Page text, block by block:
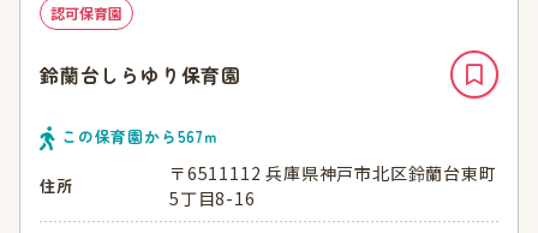
認可保育園
鈴蘭台しらゆり保育園
この保育園から567ｍ
住所
〒6511112 兵庫県神戸市北区鈴蘭台東町
5丁目8-16